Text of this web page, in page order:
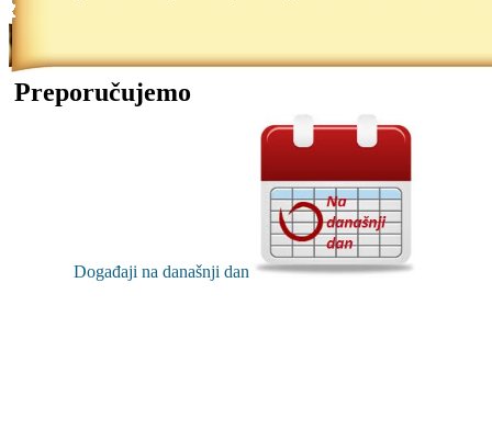
Preporučujemo
Događaji na današnji dan